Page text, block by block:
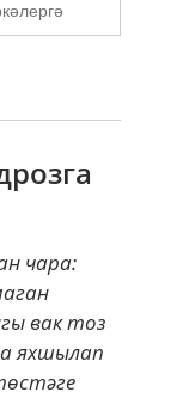
ча­ра:
вак тоз
яхшылап